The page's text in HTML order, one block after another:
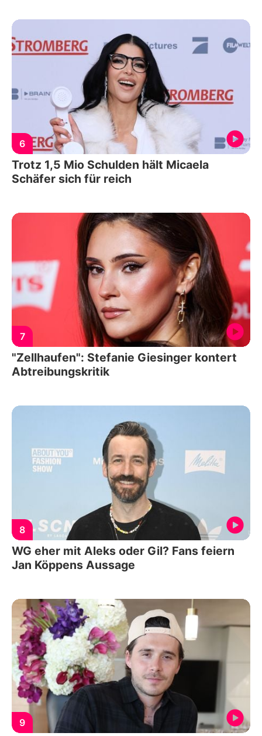
6
Trotz 1,5 Mio Schulden hält Micaela
Schäfer sich für reich
7
"Zellhaufen": Stefanie Giesinger kontert
Abtreibungskritik
8
WG eher mit Aleks oder Gil? Fans feiern
Jan Köppens Aussage
9